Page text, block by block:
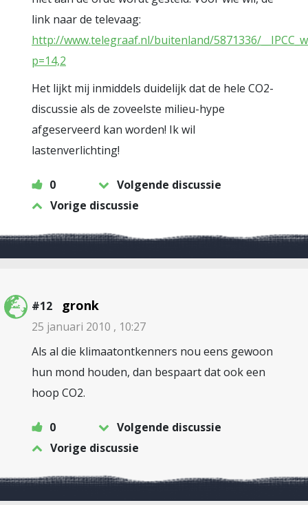
link naar de televaag:
http://www.telegraaf.nl/buitenland/5871336/
p=14,2
Het lijkt mij inmiddels duidelijk dat de hele CO2-
discussie als de zoveelste milieu-hype
afgeserveerd kan worden! Ik wil
lastenverlichting!
0
Volgende discussie
Vorige discussie
#12 gronk
25 januari 2010 , 10:27
Als al die klimaatontkenners nou eens gewoon
hun mond houden, dan bespaart dat ook een
hoop CO2.
0
Volgende discussie
Vorige discussie